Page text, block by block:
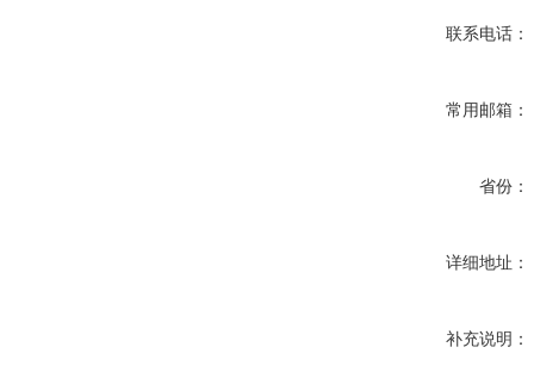
联系电话：
常用邮箱：
省份：
详细地址：
补充说明：